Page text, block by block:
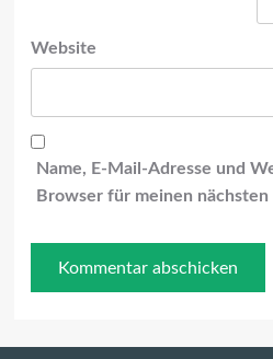
Website
Name, E-Mail-Adresse und
Browser für meinen